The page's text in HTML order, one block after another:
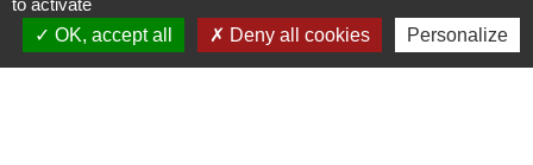
to activate
OK, accept all
Deny all cookies Personalize